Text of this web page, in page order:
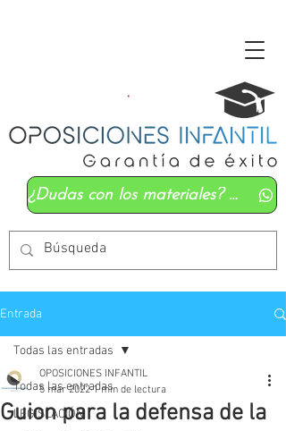
¿Dudas con los materiales? Mándanos un whatsapp
Entrada
Todas las entradas
LEGISLACIÓN
Todas las entradas
Guion para la defensa de la
OPOSICIONES INFANTIL
5 mar 2022 1 min de lectura